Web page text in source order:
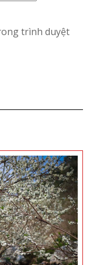
trình duyệt